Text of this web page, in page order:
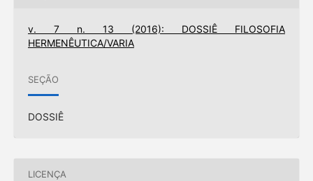
v. 7 n. 13 (2016): DOSSIÊ FILOSOFIA
HERMENÊUTICA/VARIA
SEÇÃO
DOSSIÊ
LICENÇA